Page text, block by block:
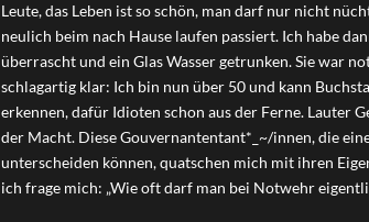
Leute, das Leben ist so schön, man darf nur nicht
neulich beim nach Hause laufen passiert. Ich habe
überrascht und ein Glas Wasser getrunken. Sie war
schlagartig klar: Ich bin nun über 50 und kann
erkennen, dafür Idioten schon aus der Ferne. Lauter
der Macht. Diese Gouvernantentant*_~/innen, die
unterscheiden können, quatschen mich mit ihren
ich frage mich: „Wie oft darf man bei Notwehr